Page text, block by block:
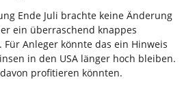
Ende Juli brachte keine Änderung
ein überraschend knappes
Anleger könnte das ein Hinweis
in den USA länger hoch bleiben.
profitieren könnten.